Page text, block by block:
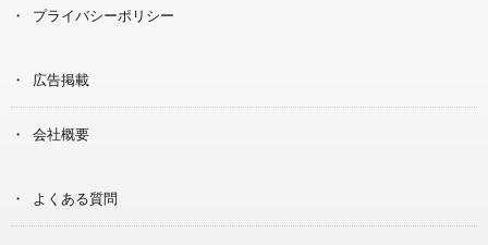
プライバシーポリシー
広告掲載
会社概要
よくある質問